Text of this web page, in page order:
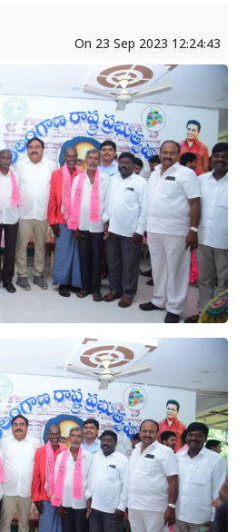
On 23 Sep 2023 12:24:43